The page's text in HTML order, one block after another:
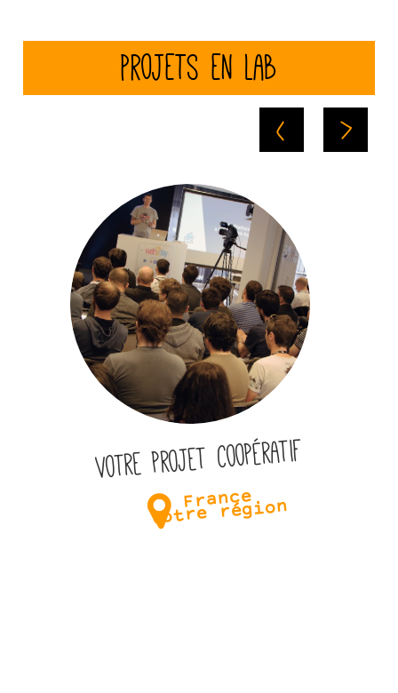
Projets en Lab
Fictif ou réel,
partagez votre
projet
coopératif !
Votre projet coopératif
France
Votre région